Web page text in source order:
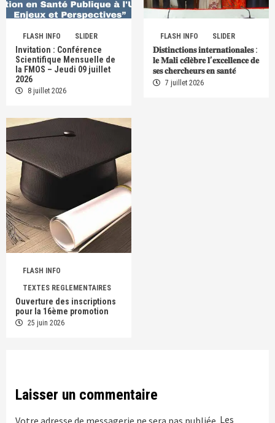
FLASH INFO SLIDER
Invitation : Conférence
Scientifique Mensuelle de
la FMOS – Jeudi 09 juillet
2026
8 juillet 2026
FLASH INFO SLIDER
𝐃𝐢𝐬𝐭𝐢𝐧𝐜𝐭𝐢𝐨𝐧𝐬 𝐢𝐧𝐭𝐞𝐫𝐧𝐚𝐭𝐢𝐨𝐧𝐚𝐥𝐞𝐬 :
𝐥𝐞 𝐌𝐚𝐥𝐢 𝐜𝐞́𝐥𝐞̀𝐛𝐫𝐞 𝐥’𝐞𝐱𝐜𝐞𝐥𝐥𝐞𝐧𝐜𝐞 𝐝𝐞
𝐬𝐞𝐬 𝐜𝐡𝐞𝐫𝐜𝐡𝐞𝐮𝐫𝐬 𝐞𝐧 𝐬𝐚𝐧𝐭𝐞́
7 juillet 2026
FLASH INFO
TEXTES REGLEMENTAIRES
Ouverture des inscriptions
pour la 16ème promotion
25 juin 2026
Laisser un commentaire
Les